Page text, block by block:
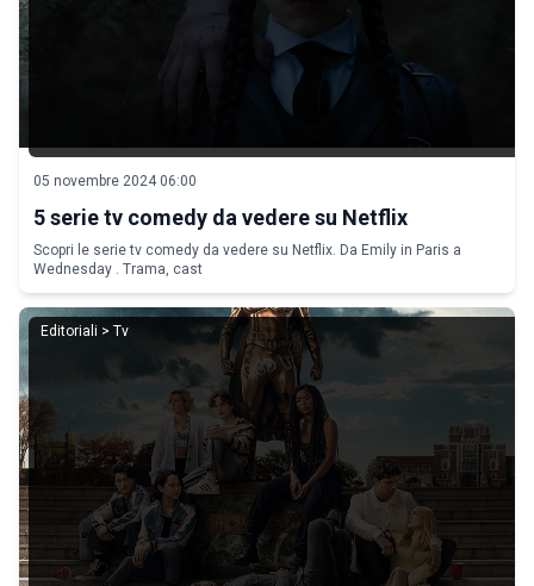
05 novembre 2024 06:00
5 serie tv comedy da vedere su Netflix
Scopri le serie tv comedy da vedere su Netflix. Da Emily in Paris a
Wednesday . Trama, cast
Editoriali > Tv